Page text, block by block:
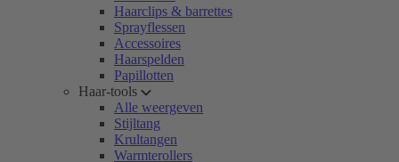
Haarclips & barrettes
Sprayflessen
Accessoires
Haarspelden
Papillotten
Haar-tools
Alle weergeven
Stijltang
Krultangen
Warmterollers